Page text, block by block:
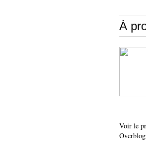
À
Voir le
Overblog